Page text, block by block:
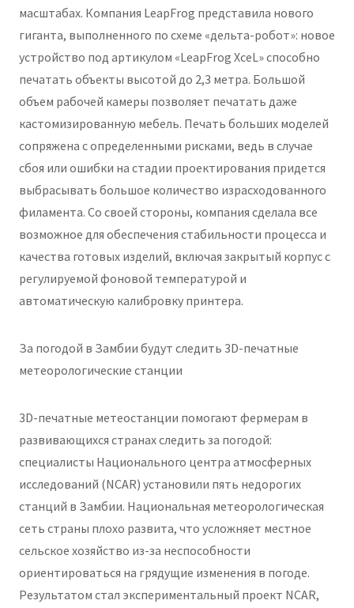
масштабах. Компания LeapFrog представила нового
гиганта, выполненного по схеме «дельта-робот»: новое
устройство под артикулом «LeapFrog XceL» способно
печатать объекты высотой до 2,3 метра. Большой
объем рабочей камеры позволяет печатать даже
кастомизированную мебель. Печать больших моделей
сопряжена с определенными рисками, ведь в случае
сбоя или ошибки на стадии проектирования придется
выбрасывать большое количество израсходованного
филамента. Со своей стороны, компания сделала все
возможное для обеспечения стабильности процесса и
качества готовых изделий, включая закрытый корпус с
регулируемой фоновой температурой и
автоматическую калибровку принтера.
За погодой в Замбии будут следить 3D-печатные
метеорологические станции
3D-печатные метеостанции помогают фермерам в
развивающихся странах следить за погодой:
специалисты Национального центра атмосферных
исследований (NCAR) установили пять недорогих
станций в Замбии. Национальная метеорологическая
сеть страны плохо развита, что усложняет местное
сельское хозяйство из-за неспособности
ориентироваться на грядущие изменения в погоде.
Результатом стал экспериментальный проект NCAR,